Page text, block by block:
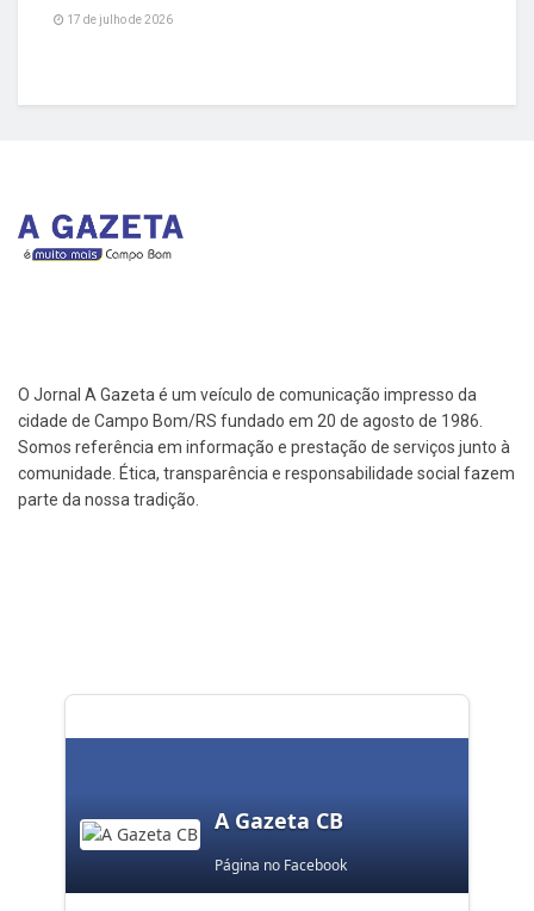
17 de julho de 2026
O Jornal A Gazeta é um veículo de comunicação impresso da
cidade de Campo Bom/RS fundado em 20 de agosto de 1986.
Somos referência em informação e prestação de serviços junto à
comunidade. Ética, transparência e responsabilidade social fazem
parte da nossa tradição.
A Gazeta CB
Página no Facebook